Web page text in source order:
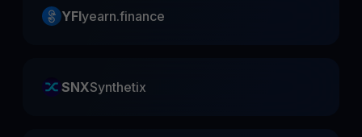
YFIyearn.finance
SNXSynthetix